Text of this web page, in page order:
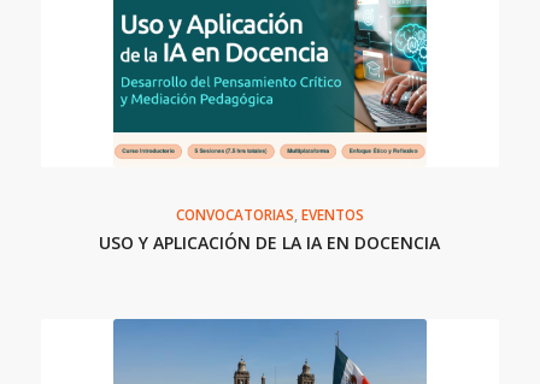
CONVOCATORIAS EVENTOS
USO Y APLICACIÓN DE LA IA EN DOCENCIA